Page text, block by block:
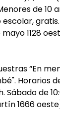
de 10
1128
“En
Horarios
Sábado de
1666